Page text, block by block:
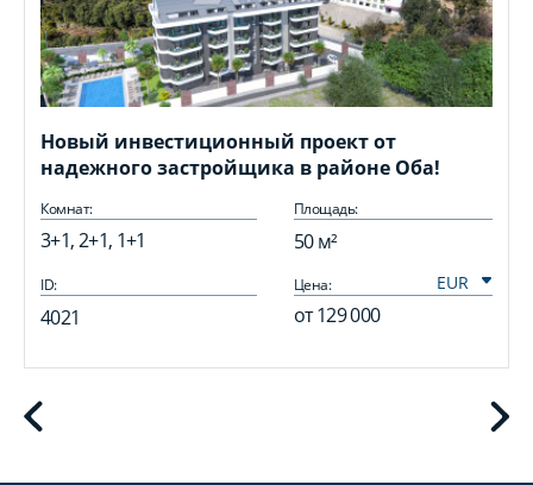
Новый инвестиционный проект от
надежного застройщика в районе Оба!
Комнат:
3+1, 2+1, 1+1
Площадь:
50 м²
ID:
4021
Цена:
от129 000